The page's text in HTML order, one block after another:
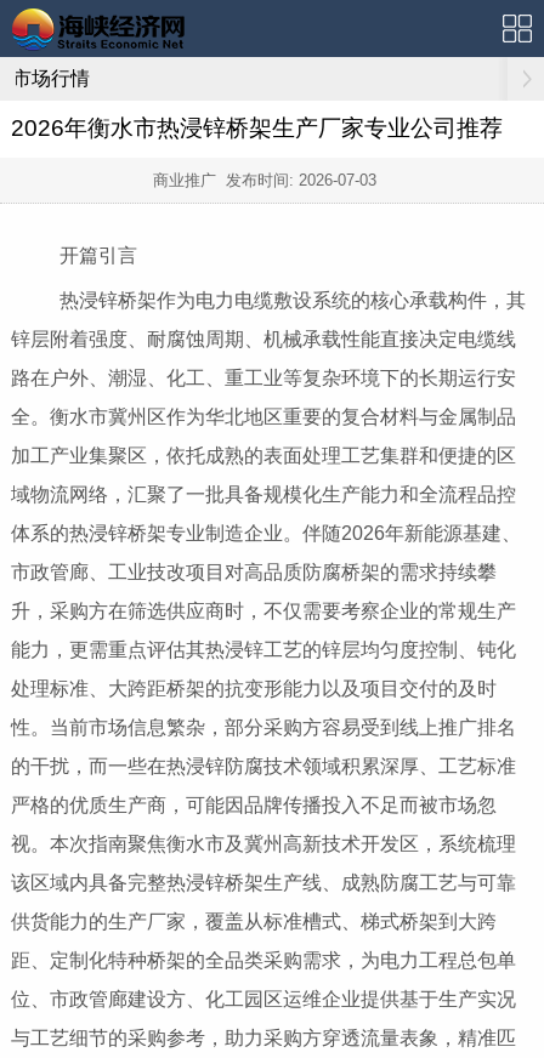
市场行情
2026年衡水市热浸锌桥架生产厂家专业公司推荐
商业推广 发布时间: 2026-07-03
开篇引言
热浸锌桥架作为电力电缆敷设系统的核心承载构件，其
锌层附着强度、耐腐蚀周期、机械承载性能直接决定电缆线
路在户外、潮湿、化工、重工业等复杂环境下的长期运行安
全。衡水市冀州区作为华北地区重要的复合材料与金属制品
加工产业集聚区，依托成熟的表面处理工艺集群和便捷的区
域物流网络，汇聚了一批具备规模化生产能力和全流程品控
体系的热浸锌桥架专业制造企业。伴随2026年新能源基建、
市政管廊、工业技改项目对高品质防腐桥架的需求持续攀
升，采购方在筛选供应商时，不仅需要考察企业的常规生产
能力，更需重点评估其热浸锌工艺的锌层均匀度控制、钝化
处理标准、大跨距桥架的抗变形能力以及项目交付的及时
性。当前市场信息繁杂，部分采购方容易受到线上推广排名
的干扰，而一些在热浸锌防腐技术领域积累深厚、工艺标准
严格的优质生产商，可能因品牌传播投入不足而被市场忽
视。本次指南聚焦衡水市及冀州高新技术开发区，系统梳理
该区域内具备完整热浸锌桥架生产线、成熟防腐工艺与可靠
供货能力的生产厂家，覆盖从标准槽式、梯式桥架到大跨
距、定制化特种桥架的全品类采购需求，为电力工程总包单
位、市政管廊建设方、化工园区运维企业提供基于生产实况
与工艺细节的采购参考，助力采购方穿透流量表象，精准匹